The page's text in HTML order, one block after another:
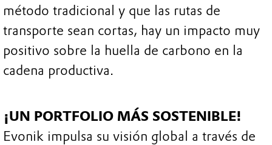
método tradicional y que las rutas de
transporte sean cortas, hay un impacto muy
positivo sobre la huella de carbono en la
cadena productiva.
¡UN PORTFOLIO MÁS SOSTENIBLE!
Evonik impulsa su visión global a través de